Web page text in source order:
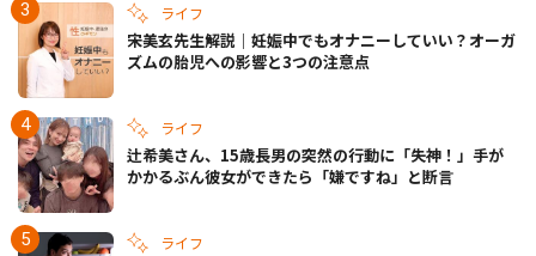
ライフ
宋美玄先生解説｜妊娠中でもオナニーしていい？オーガ
ズムの胎児への影響と3つの注意点
ライフ
辻希美さん、15歳長男の突然の行動に「失神！」手が
かかるぶん彼女ができたら「嫌ですね」と断言
ライフ